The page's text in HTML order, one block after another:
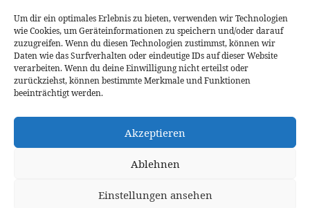
Um dir ein optimales Erlebnis zu bieten, verwenden wir Technologien
wie Cookies, um Geräteinformationen zu speichern und/oder darauf
zuzugreifen. Wenn du diesen Technologien zustimmst, können wir
Daten wie das Surfverhalten oder eindeutige IDs auf dieser Website
verarbeiten. Wenn du deine Einwilligung nicht erteilst oder
zurückziehst, können bestimmte Merkmale und Funktionen
beeinträchtigt werden.
Akzeptieren
Ablehnen
Einstellungen ansehen
Impressum
Bekennende Evangelisch-Reformierte Gemeinde Nordhorn
Bekennende Evangelisch-Reformierte Gemeinde Gießen
Bekennende Evangelisch-Reformierte Gemeinde Tübingen
Akademie für Reformatorische Theologie
Bekennende Kirche (kostenlose Zeitschrift)